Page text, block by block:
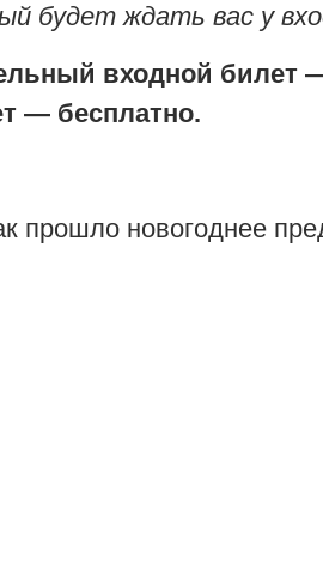
будет ждать вас у
входной билет
— бесплатно.
прошло новогоднее